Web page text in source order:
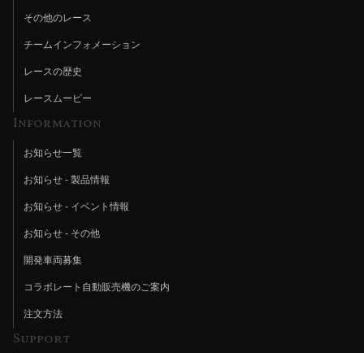
その他のレース
チームインフォメーション
レースの歴史
レースムービー
Information
お知らせ一覧
お知らせ - 製品情報
お知らせ - イベント情報
お知らせ - その他
開発車両募集
コラボレート自動販売機のご案内
注文方法
Support